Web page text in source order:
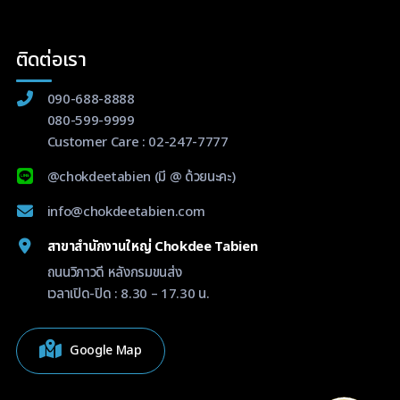
ติดต่อเรา
090-688-8888
080-599-9999
Customer Care : 02-247-7777
@chokdeetabien (มี @ ด้วยนะคะ)
info@chokdeetabien.com
สาขาสำนักงานใหญ่ Chokdee Tabien
ถนนวิภาวดี หลังกรมขนส่ง
เวลาเปิด-ปิด : 8.30 – 17.30 น.
Google Map